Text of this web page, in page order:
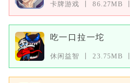
卡牌游戏 86.27MB
吃一口拉一坨
休闲益智 23.75MB